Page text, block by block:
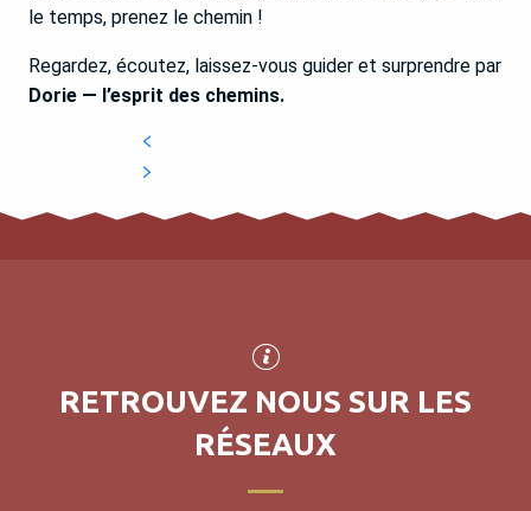
le temps, prenez le chemin !
Regardez, écoutez, laissez‑vous guider et surprendre par
Dorie — l’esprit des chemins.
RETROUVEZ NOUS SUR LES
RÉSEAUX